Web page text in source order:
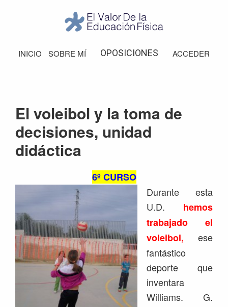
navegación
principal
barra
Valor
de
INICIO SOBRE MÍ OPOSICIONES ACCEDER
El voleibol y la toma de
decisiones, unidad
didáctica
6º CURSO
Durante esta
U.D. hemos
trabajado el
voleibol, ese
fantástico
deporte que
inventara
Williams. G.